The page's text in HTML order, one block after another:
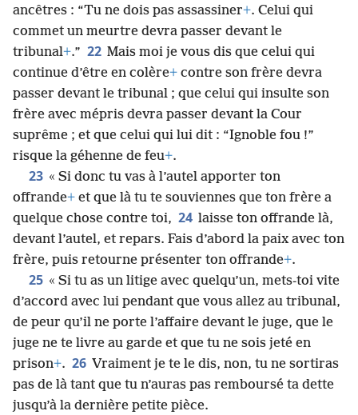
ancêtres : “Tu ne dois pas assassiner+. Celui qui
commet un meurtre devra passer devant le
tribunal+.” 22 Mais moi je vous dis que celui qui
continue d’être en colère+ contre son frère devra
passer devant le tribunal ; que celui qui insulte son
frère avec mépris devra passer devant la Cour
suprême ; et que celui qui lui dit : “Ignoble fou !”
risque la géhenne de feu+.
23 « Si donc tu vas à l’autel apporter ton
offrande+ et que là tu te souviennes que ton frère a
quelque chose contre toi, 24 laisse ton offrande là,
devant l’autel, et repars. Fais d’abord la paix avec ton
frère, puis retourne présenter ton offrande+.
25 « Si tu as un litige avec quelqu’un, mets-toi vite
d’accord avec lui pendant que vous allez au tribunal,
de peur qu’il ne porte l’affaire devant le juge, que le
juge ne te livre au garde et que tu ne sois jeté en
prison+. 26 Vraiment je te le dis, non, tu ne sortiras
pas de là tant que tu n’auras pas remboursé ta dette
jusqu’à la dernière petite pièce.